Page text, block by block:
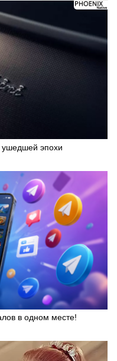
ушедшей эпохи
в одном месте!